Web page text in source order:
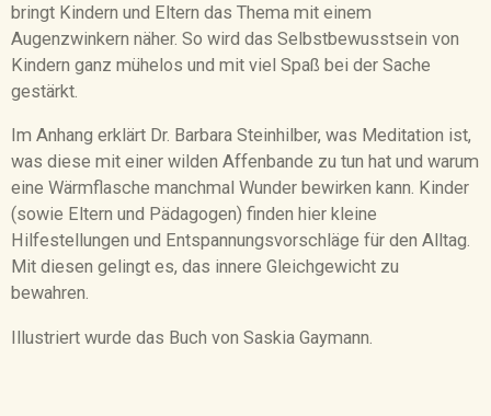
bringt Kindern und Eltern das Thema mit einem
Augenzwinkern näher. So wird das Selbstbewusstsein von
Kindern ganz mühelos und mit viel Spaß bei der Sache
gestärkt.
Im Anhang erklärt Dr. Barbara Steinhilber, was Meditation ist,
was diese mit einer wilden Affenbande zu tun hat und warum
eine Wärmflasche manchmal Wunder bewirken kann. Kinder
(sowie Eltern und Pädagogen) finden hier kleine
Hilfestellungen und Entspannungsvorschläge für den Alltag.
Mit diesen gelingt es, das innere Gleichgewicht zu
bewahren.
Illustriert wurde das Buch von Saskia Gaymann.